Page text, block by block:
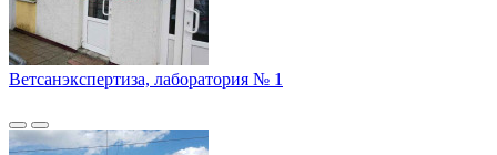
Ветсанэкспертиза, лаборатория № 1